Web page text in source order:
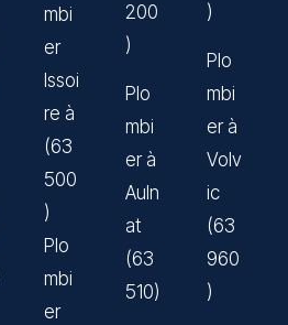
mbi
er
Issoi
re à
(63
500
)
Plo
mbi
er
200
)
Plo
mbi
er à
Auln
at
(63
510)
)
Plo
mbi
er à
Volv
ic
(63
960
)